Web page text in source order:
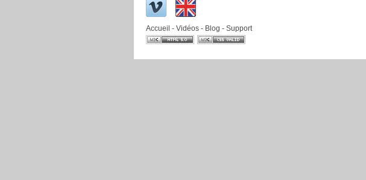
Accueil - Vidéos - Blog - Support